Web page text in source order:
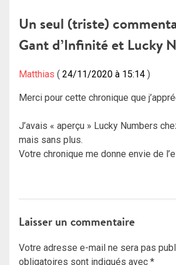
l’article
Un seul (triste)
Gant d’Infinité et Lucky
Matthias 24/11/2020 à 15:14
Merci pour cette chronique que
J’avais « aperçu » Lucky Numbers
mais sans plus.
Votre chronique me donne envie de
Laisser un commentaire
Votre adresse e-mail ne sera pas
obligatoires sont indiqués avec *